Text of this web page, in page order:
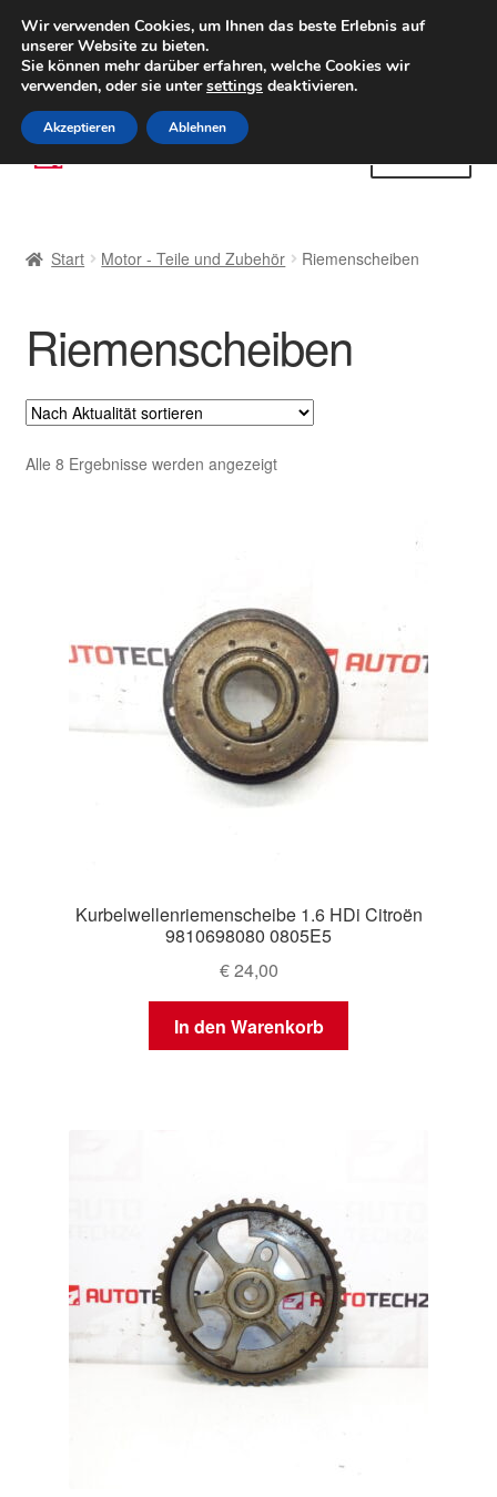
LIEFERUNG ab 6 EUR
Weltweiter Versand
(800) 500 564Mo-Fr 9-16 Uhr
Zur
Navigation
Zum
Inhalt
AGB
Beschwerden
Beschwerdeordnung
Datenschutz-Bestimmungen
Weltweiter Versand
Start Motor - Teile und Zubehör Riemenscheiben
Riemenscheiben
Alle 8 Ergebnisse werden angezeigtNach
Kurbelwellenriemenscheibe 1.6 HDi Citroën
9810698080 0805E5
€24,00
In den Warenkorb
Wir verwenden Cookies, um Ihnen das beste Erlebnis auf
unserer Website zu bieten.
Sie können mehr darüber erfahren, welche Cookies wir
verwenden, oder sie untersettings deaktivieren.
Akzeptieren Ablehnen